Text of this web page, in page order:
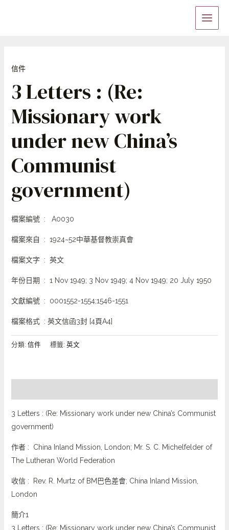
Main
Menu
信件
3 Letters : (Re:
Missionary work
under new China’s
Communist
government)
檔案編號 : A0030
檔案來自 : 1924~52中華基督教崇真會
檔案文字 : 英文
年份日期 : 1 Nov 1949; 3 Nov 1949; 4 Nov 1949; 20 July 1950
文獻編號 : 0001552-1554;1546-1551
檔案格式 : 英文信函3封 [4頁A4]
分類: 信件 標籤: 英文
3 Letters : (Re: Missionary work under new China’s Communist
government)
作者 : China Inland Mission, London; Mr. S. C. Michelfelder of
The Lutheran World Federation
收信 : Rev. R. Murtz of BM巴色差會; China Inland Mission,
London
簡介1
3 Letters : (Re: Missionary work under new China’s Communist